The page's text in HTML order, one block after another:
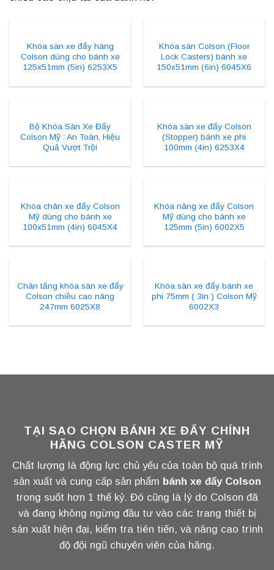
Khóa sàn xe đẩy hàng
Colson dùng cho bánh xe
125x51mm (5in) 6253X5
Khóa sàn Colson (Floor
Lock Casters) bánh xe
150x51mm (6in) 6045X6
Bộ Khóa Sàn Xe Đẩy
Colson Mỹ : An Toàn, Hiệu
Quả Vượt Trội
Khóa sàn xe đẩy Colson
(Stopper) bánh xe phi
100mm (4in) 6253X4
Khóa chân xe đẩy Colson
Mỹ dùng cho bánh xe
100x51mm (4in) 6045X4
Khóa nâng xe đẩy Colson
Mỹ dùng cho bánh xe
125mm (5in) 6002X5
Chân tăng khóa sàn xe đẩy
Colson chiều cao nâng
247mm 6025X8
Khóa sàn xe đẩy bánh xe
phi 75mm ( 3in ) Colson Mỹ
6002X3
TẠI SAO CHỌN BÁNH XE ĐẨY CHÍNH
HÃNG COLSON CASTER MỸ
Chất lượng là động lực chủ yếu của toàn bộ quá trình
sản xuất và cung cấp sản phẩm bánh xe đẩy Colson
trong suốt hơn 1 thế kỷ. Đó cũng là lý do Colson đã
và đang không ngừng đầu tư vào các trang thiết bị
sản xuất hiện đại, kiểm tra tiên tiến, và nâng cao trình
độ đội ngũ chuyên viên của hãng.